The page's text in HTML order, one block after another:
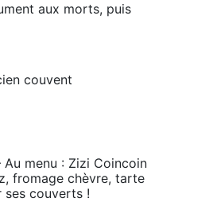
aux morts, puis
couvent
Au menu : Zizi Coincoin
fromage chèvre, tarte
ses couverts !